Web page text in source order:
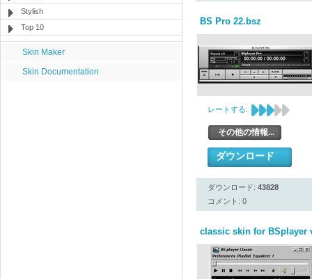
Stylish
Top 10
Skin Maker
Skin Documentation
BS Pro 22.bsz
レートする:
その他の情報...
ダウンロード
ダウンロード: 43828
コメント: 0
classic skin for BSplayer